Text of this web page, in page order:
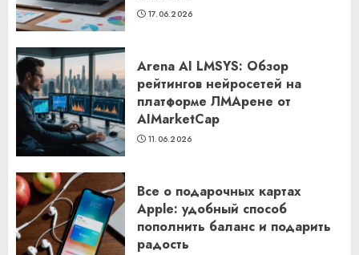
17.06.2026
Arena AI LMSYS: Обзор
рейтингов нейросетей на
платформе ЛМАрене от
AIMarketCap
11.06.2026
Все о подарочных картах
Apple: удобный способ
пополнить баланс и подарить
радость